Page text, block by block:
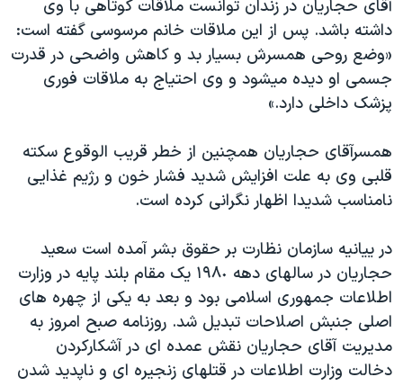
آقای حجاريان در زندان توانست ملاقات کوتاهی با وی
داشته باشد. پس از اين ملاقات خانم مرسوسی گفته است:
«وضع روحی همسرش بسیار بد و کاهش واضحی در قدرت
جسمی او ديده ميشود و وی احتياج به ملاقات فوری
پزشک داخلی دارد.»
همسرآقای حجاريان همچنين از خطر قريب الوقوع سکته
قلبی وی به علت افزايش شديد فشار خون و رژيم غذايی
نامناسب شديدا اظهار نگرانی کرده است.
در ييانيه سازمان نظارت بر حقوق بشر آمده است سعيد
حجاريان در سالهای دهه ۱۹۸٠ يک مقام بلند پايه در وزارت
اطلاعات جمهوری اسلامی بود و بعد به يکی از چهره های
اصلی جنبش اصلاحات تبديل شد. روزنامه صبح امروز به
مديريت آقای حجاريان نقش عمده ای در آشکارکردن
دخالت وزارت اطلاعات در قتلهای زنجيره ای و ناپديد شدن